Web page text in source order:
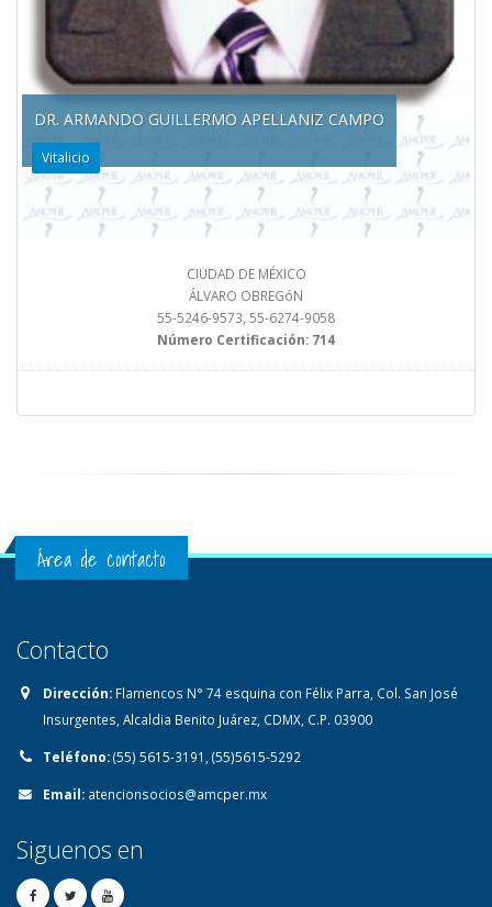
DR. ARMANDO GUILLERMO APELLANIZ CAMPO
Vitalicio
CIUDAD DE MÉXICO
ÁLVARO OBREGóN
55-5246-9573, 55-6274-9058
Número Certificación: 714
Área de contacto
Contacto
Dirección: Flamencos N° 74 esquina con Félix Parra, Col. San José
Insurgentes, Alcaldia Benito Juárez, CDMX, C.P. 03900
Teléfono:(55) 5615-3191, (55)5615-5292
Email: atencionsocios@amcper.mx
Siguenos en